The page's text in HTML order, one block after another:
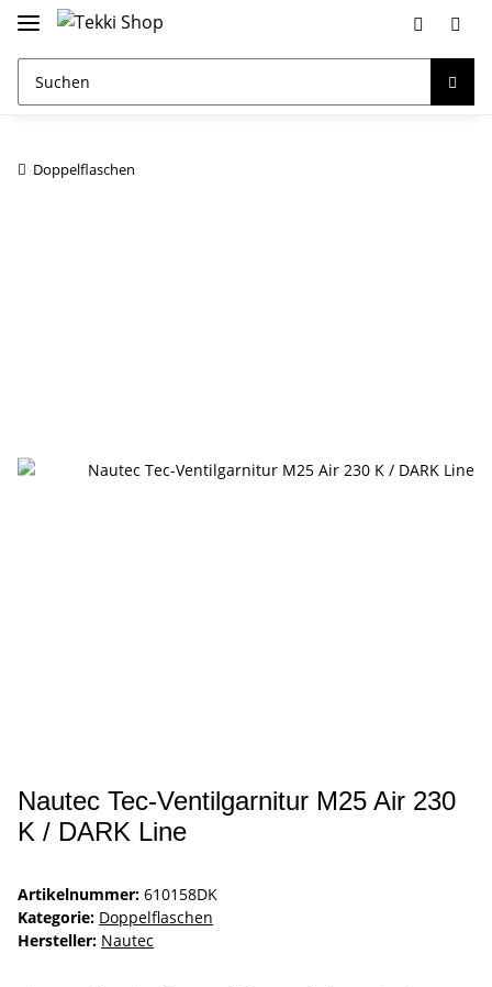
Doppelflaschen
Nautec Tec-Ventilgarnitur M25 Air 230
K / DARK Line
Artikelnummer: 610158DK
Kategorie: Doppelflaschen
Hersteller: Nautec